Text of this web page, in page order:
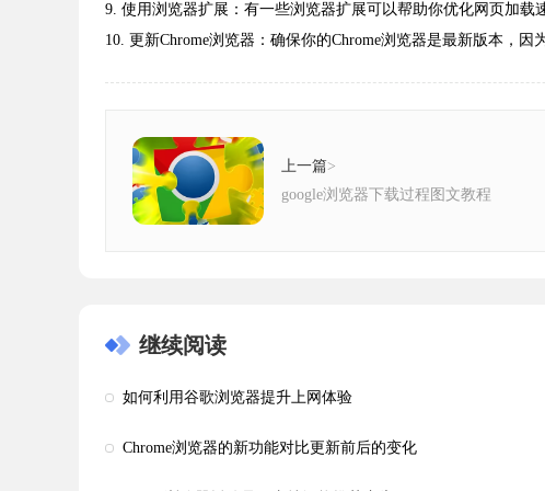
9. 使用浏览器扩展：有一些浏览器扩展可以帮助你优化网页加载
10. 更新Chrome浏览器：确保你的Chrome浏览器是最新版本，因
上一篇>
google浏览器下载过程图文教程
继续阅读
如何利用谷歌浏览器提升上网体验
Chrome浏览器的新功能对比更新前后的变化